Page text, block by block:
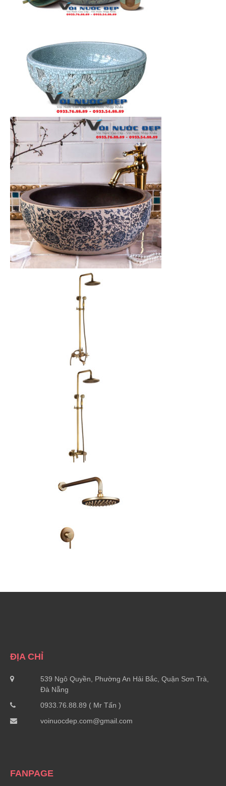
ĐỊA CHỈ
539 Ngô Quyền, Phường An Hải Bắc, Quận Sơn Trà,
Đà Nẵng
0933.76.88.89 ( Mr Tấn )
voinuocdep.com@gmail.com
FANPAGE